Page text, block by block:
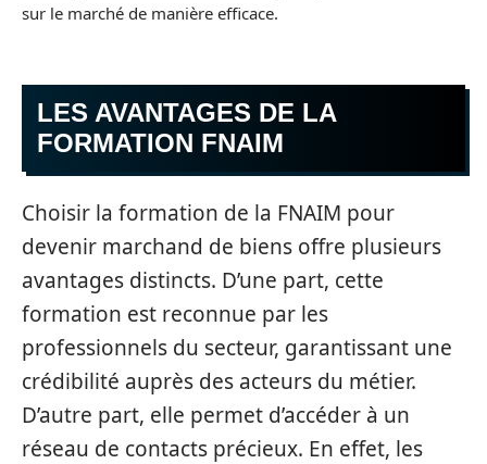
sur le marché de manière efficace.
LES AVANTAGES DE LA
FORMATION FNAIM
Choisir la formation de la FNAIM pour
devenir marchand de biens offre plusieurs
avantages distincts. D’une part, cette
formation est reconnue par les
professionnels du secteur, garantissant une
crédibilité auprès des acteurs du métier.
D’autre part, elle permet d’accéder à un
réseau de contacts précieux. En effet, les